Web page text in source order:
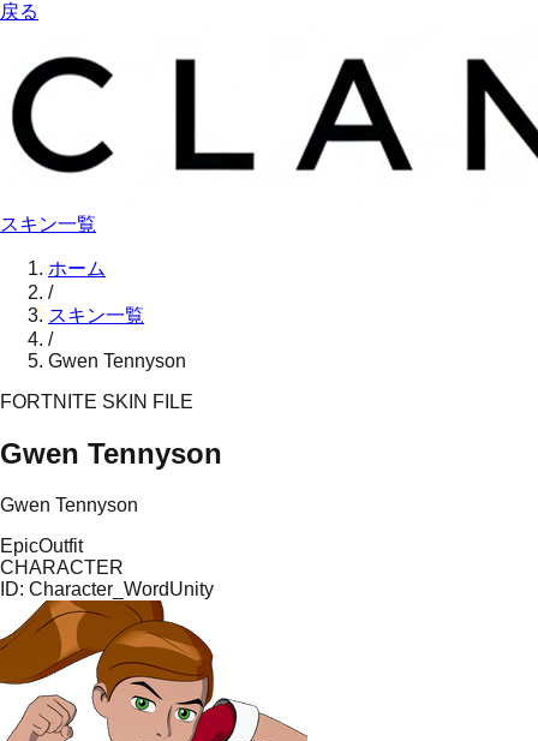
戻る
スキン一覧
ホーム
/
スキン一覧
/
Gwen Tennyson
FORTNITE SKIN FILE
Gwen Tennyson
Gwen Tennyson
EpicOutfit
CHARACTER
ID: Character_WordUnity